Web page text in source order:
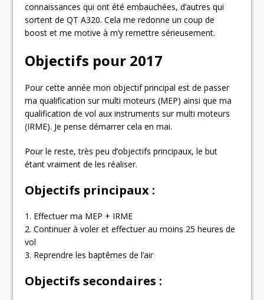
connaissances qui ont été embauchées, d’autres qui
sortent de QT A320. Cela me redonne un coup de
boost et me motive à m’y remettre sérieusement.
Objectifs pour 2017
Pour cette année mon objectif principal est de passer
ma qualification sur multi moteurs (MEP) ainsi que ma
qualification de vol aux instruments sur multi moteurs
(IRME). Je pense démarrer cela en mai.
Pour le reste, très peu d’objectifs principaux, le but
étant vraiment de les réaliser.
Objectifs principaux :
1. Effectuer ma MEP + IRME
2. Continuer à voler et effectuer au moins 25 heures de
vol
3. Reprendre les baptêmes de l’air
Objectifs secondaires :